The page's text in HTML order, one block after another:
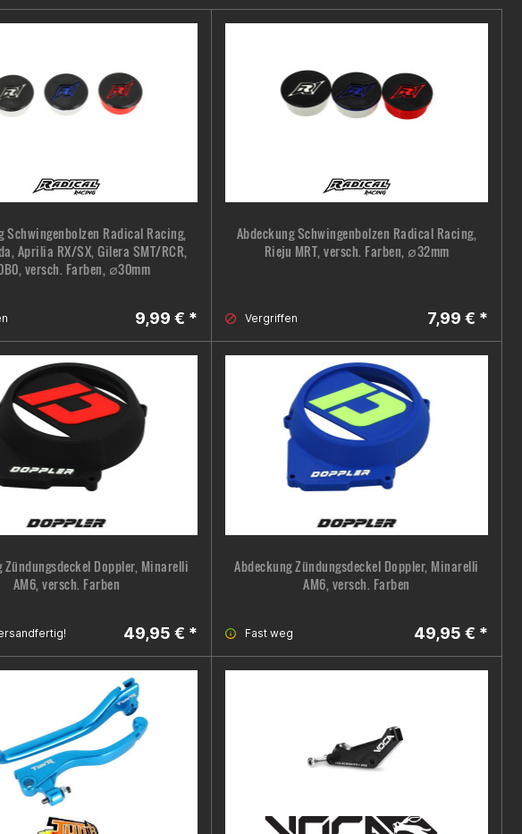
Schwingenbolzen Radical Racing,
Aprilia RX/SX, Gilera SMT/RCR,
versch. Farben, ∅30mm
9,99 € *
Abdeckung Schwingenbolzen Radical Racing,
Rieju MRT, versch. Farben, ∅32mm
Vergriffen 7,99 € *
Zündungsdeckel Doppler, Minarelli
AM6, versch. Farben
49,95 € *
Abdeckung Zündungsdeckel Doppler, Minarelli
AM6, versch. Farben
Fast weg 49,95 € *